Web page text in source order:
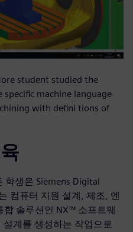
student studied the
machine language
with defini tions of
학생은 Siemens Digital
컴퓨터 지원 설계, 제조, 엔
합 솔루션인 NX™ 소프트웨
계를 생성하는 작업으로